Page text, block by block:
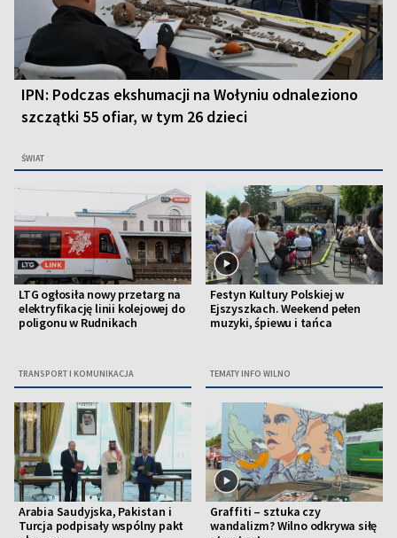
IPN: Podczas ekshumacji na Wołyniu odnaleziono
szczątki 55 ofiar, w tym 26 dzieci
ŚWIAT
LTG ogłosiła nowy przetarg na
elektryfikację linii kolejowej do
poligonu w Rudnikach
TRANSPORT I KOMUNIKACJA
Festyn Kultury Polskiej w
Ejszyszkach. Weekend pełen
muzyki, śpiewu i tańca
TEMATY INFO WILNO
Arabia Saudyjska, Pakistan i
Turcja podpisały wspólny pakt
Graffiti – sztuka czy
wandalizm? Wilno odkrywa siłę